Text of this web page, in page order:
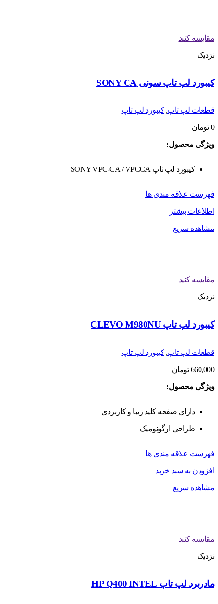
مقایسه کنید
نزدیک
کیبورد لپ تاپ سونی SONY CA
قطعات لپ تاپ,کیبورد لپ تاپ
0 تومان
ویژگی محصول:
کیبورد لپ تاپ SONY VPC-CA / VPCCA
فهرست علاقه مندی ها
اطلاعات بیشتر
مشاهده سریع
مقایسه کنید
نزدیک
کیبورد لپ تاپ CLEVO M980NU
قطعات لپ تاپ,کیبورد لپ تاپ
660,000 تومان
ویژگی محصول:
دارای صفحه کلید زیبا و کاربردی
طراحی ارگونومیک
فهرست علاقه مندی ها
افزودن به سبد خرید
مشاهده سریع
مقایسه کنید
نزدیک
مادربرد لپ تاپ HP Q400 INTEL